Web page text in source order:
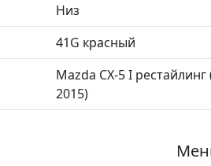
Низ
41G красный
Mazda CX-5 I
2015)